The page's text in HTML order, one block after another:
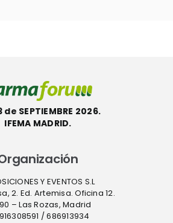
SEPTIEMBRE 2026.
IFEMA MADRID.
Y EVENTOS S.L
2. Ed. Artemisa. Oficina 12.
– Las Rozas, Madrid
/ 686913934